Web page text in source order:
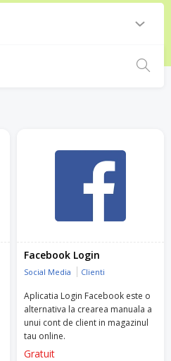
Facebook Login
Social Media Clienti
Aplicatia Login Facebook este o
alternativa la crearea manuala a
unui cont de client in magazinul
tau online.
Gratuit